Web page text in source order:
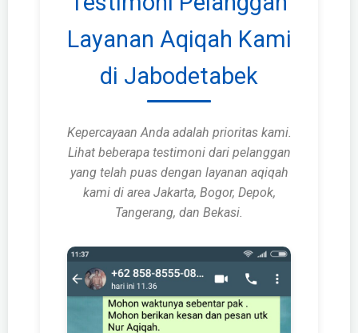
Layanan Aqiqah Kami
di Jabodetabek
Kepercayaan Anda adalah prioritas kami.
Lihat beberapa testimoni dari pelanggan
yang telah puas dengan layanan aqiqah
kami di area Jakarta, Bogor, Depok,
Tangerang, dan Bekasi.